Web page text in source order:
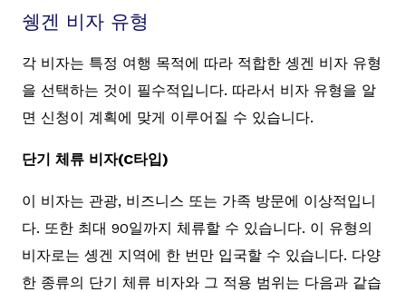
쉥겐 비자 유형
각 비자는 특정 여행 목적에 따라 적합한 솅겐 비자 유형
을 선택하는 것이 필수적입니다. 따라서 비자 유형을 알
면 신청이 계획에 맞게 이루어질 수 있습니다.
단기 체류 비자(C타입)
이 비자는 관광, 비즈니스 또는 가족 방문에 이상적입니
다. 또한 최대 90일까지 체류할 수 있습니다. 이 유형의
비자로는 솅겐 지역에 한 번만 입국할 수 있습니다. 다양
한 종류의 단기 체류 비자와 그 적용 범위는 다음과 같습